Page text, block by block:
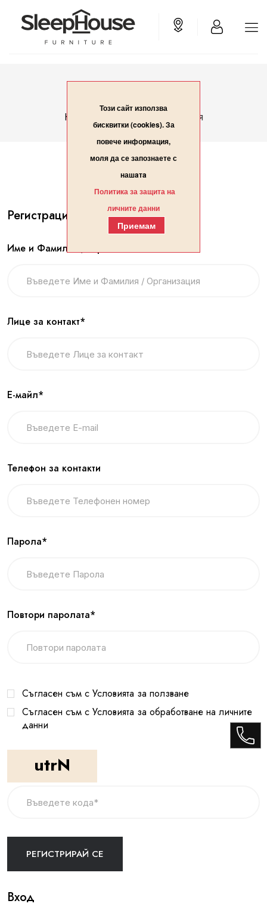
Начало Вход/Регистрация
Регистрация
Име и Фамилия / Организация*
Лице за контакт*
Е-майл*
Телефон за контакти
Парола*
Повтори паролата*
Съгласен съм с Условията за ползване
Съгласен съм с Условията за обработване на личните
данни
utrN
Вход
Този сайт използва
бисквитки (cookies). За
повече информация,
моля да се запознаете с
нашaтa
Политика за защита на
личните данни
Приемам